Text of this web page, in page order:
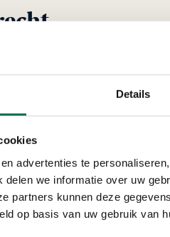
Details
advertenties te
we informatie over uw
partners kunnen deze
op basis van uw gebruik van